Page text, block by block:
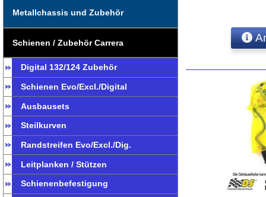
Metallchassis und Zubehör
Schienen / Zubehör Carrera
Digital 132/124 Zubehör
Schienen Evo/Excl./Digital
Ausbausets
Steilkurven
Randstreifen Evo/Excl./Dig.
Leitplanken / Stützen
Schienenbefestigung